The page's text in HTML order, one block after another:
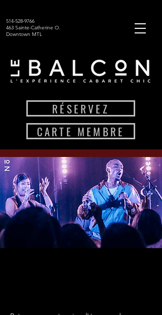
514-528-9766
463 Sainte-Catherine O.
Downtown MTL
RÉSERVEZ
CARTE MEMBRE